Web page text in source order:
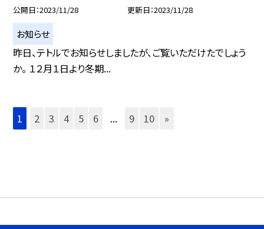
公開日 2023/11/28 更新日 2023/11/28
お知らせ
昨日、テトルでお知らせしましたが、ご覧いただけたでしょう
か。 １２月１日より冬期...
1 2 3 4 5 6 ... 9 10 »